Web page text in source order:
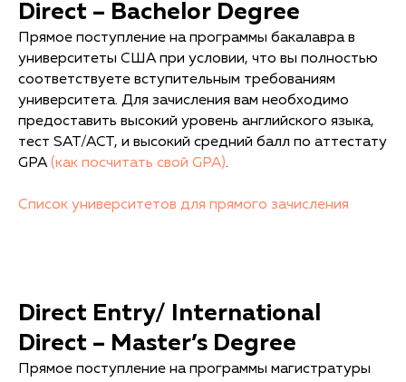
Direct – Bachelor Degree
Прямое поступление на программы бакалавра в
университеты США при условии, что вы полностью
соответствуете вступительным требованиям
университета. Для зачисления вам необходимо
предоставить высокий уровень английского языка,
тест SAT/ACT, и высокий средний балл по аттестату
GPA(как посчитать свой GPA).
Список университетов для прямого зачисления
Direct Entry/ International
Direct – Master’s Degree
Прямое поступление на программы магистратуры